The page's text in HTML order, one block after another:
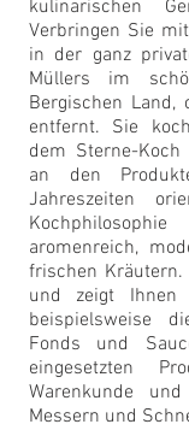
kulinarischen
Verbringen Sie
in der ganz
Müllers im
Bergischen
entfernt. Sie
dem Sterne-
an den
Jahreszeiten
aromenreich,
frischen
und zeigt Ihnen
beispielsweise
Fonds und
eingesetzten
Warenkunde
Messern und